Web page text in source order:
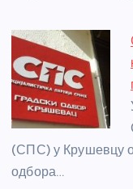
(СПС) у Крушевцу
одбора…